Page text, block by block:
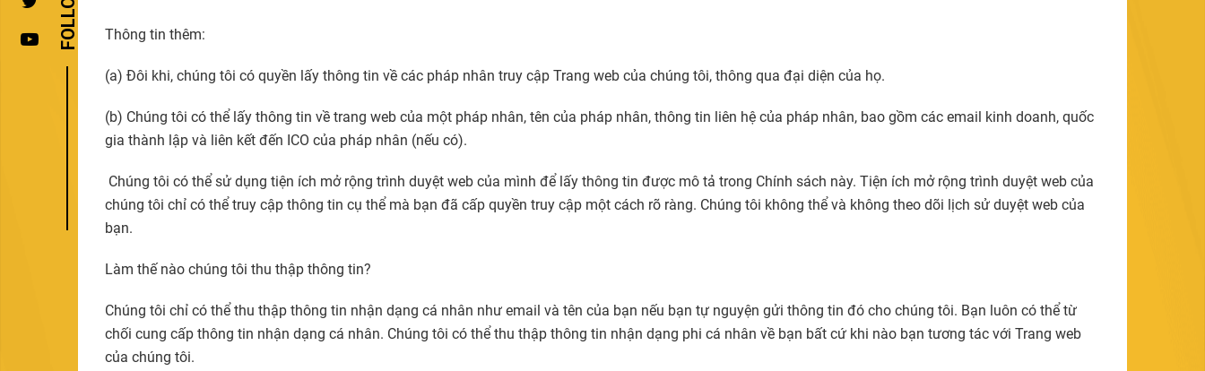
Thông tin thêm:
(a) Đôi khi, chúng tôi có quyền lấy thông tin về các pháp nhân truy cập Trang web của chúng tôi, thông qua đại diện của họ.
(b) Chúng tôi có thể lấy thông tin về trang web của một pháp nhân, tên của pháp nhân, thông tin liên hệ của pháp nhân, bao gồm các email kinh doanh, quốc
gia thành lập và liên kết đến ICO của pháp nhân (nếu có).
Chúng tôi có thể sử dụng tiện ích mở rộng trình duyệt web của mình để lấy thông tin được mô tả trong Chính sách này. Tiện ích mở rộng trình duyệt web của
chúng tôi chỉ có thể truy cập thông tin cụ thể mà bạn đã cấp quyền truy cập một cách rõ ràng. Chúng tôi không thể và không theo dõi lịch sử duyệt web của
bạn.
Làm thế nào chúng tôi thu thập thông tin?
Chúng tôi chỉ có thể thu thập thông tin nhận dạng cá nhân như email và tên của bạn nếu bạn tự nguyện gửi thông tin đó cho chúng tôi. Bạn luôn có thể từ
chối cung cấp thông tin nhận dạng cá nhân. Chúng tôi có thể thu thập thông tin nhận dạng phi cá nhân về bạn bất cứ khi nào bạn tương tác với Trang web
của chúng tôi.